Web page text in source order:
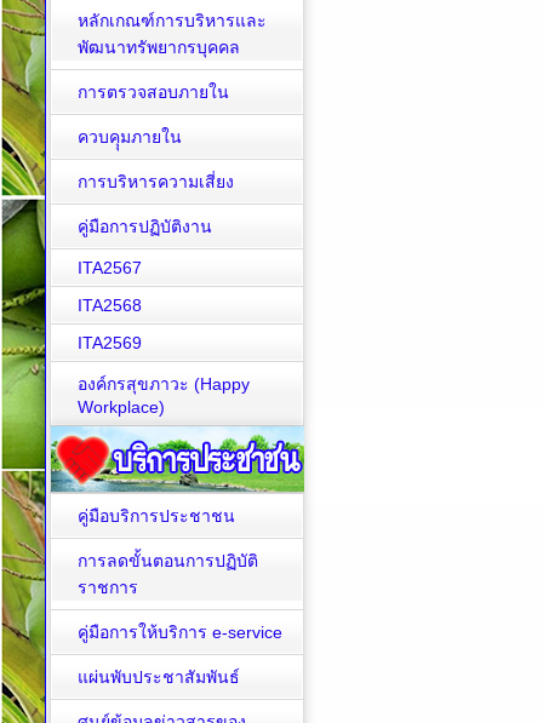
หลักเกณฑ์การบริหารและ
พัฒนาทรัพยากรบุคคล
การตรวจสอบภายใน
ควบคุุมภายใน
การบริหารความเสี่ยง
คู่มือการปฏิบัติงาน
ITA2567
ITA2568
ITA2569
องค์กรสุขภาวะ (Happy
Workplace)
คู่มือบริการประชาชน
การลดขั้นตอนการปฏิบัติ
ราชการ
คู่มือการให้บริการ e-service
แผ่นพับประชาสัมพันธ์